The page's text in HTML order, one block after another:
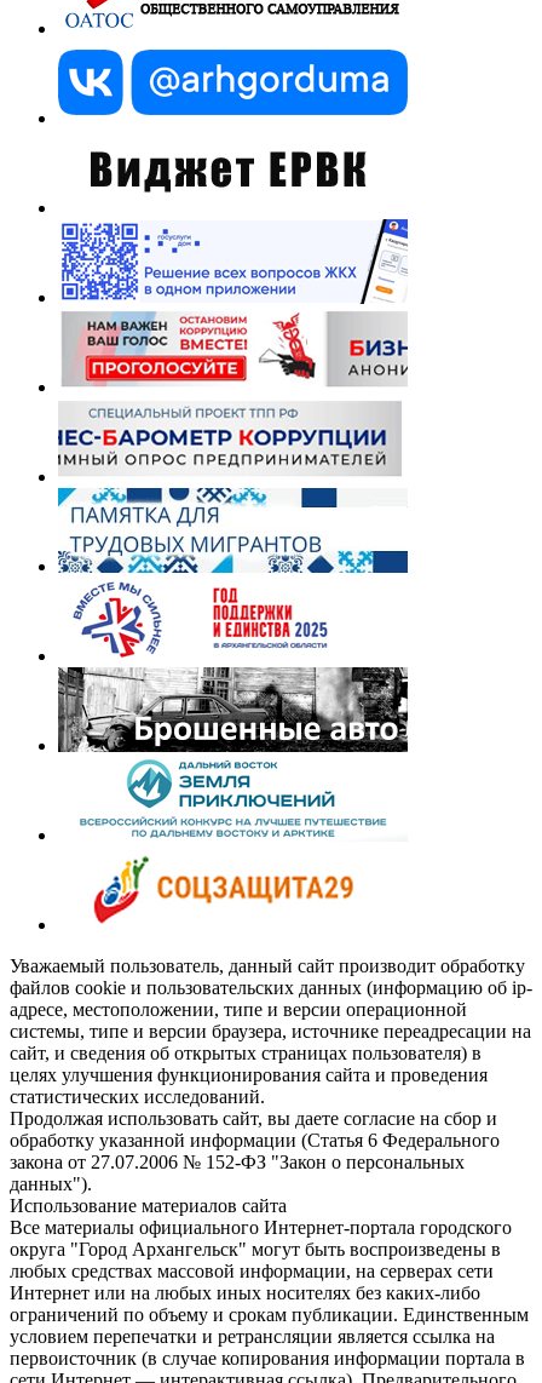
Уважаемый пользователь, данный сайт производит обработку
файлов cookie и пользовательских данных (информацию об ip-
адресе, местоположении, типе и версии операционной
системы, типе и версии браузера, источнике переадресации на
сайт, и сведения об открытых страницах пользователя) в
целях улучшения функционирования сайта и проведения
статистических исследований.
Продолжая использовать сайт, вы даете согласие на сбор и
обработку указанной информации (Статья 6 Федерального
закона от 27.07.2006 № 152-ФЗ "Закон о персональных
данных").
Использование материалов сайта
Все материалы официального Интернет-портала городского
округа "Город Архангельск" могут быть воспроизведены в
любых средствах массовой информации, на серверах сети
Интернет или на любых иных носителях без каких-либо
ограничений по объему и срокам публикации. Единственным
условием перепечатки и ретрансляции является ссылка на
первоисточник (в случае копирования информации портала в